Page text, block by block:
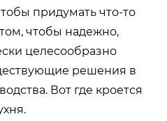
придумать что-то
чтобы надежно,
целесообразно
решения в
Вот где кроется